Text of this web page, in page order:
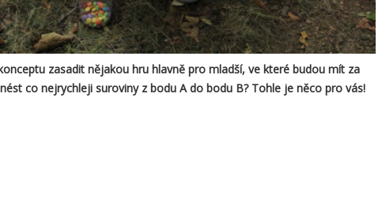
zasadit nějakou hru hlavně pro mladší, ve které budou mít za
co nejrychleji suroviny z bodu A do bodu B? Tohle je něco pro vás!